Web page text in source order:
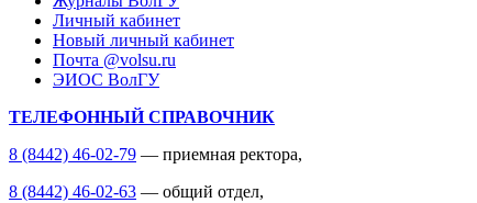
Личный кабинет
Новый личный кабинет
Почта @volsu.ru
ЭИОС ВолГУ
ТЕЛЕФОННЫЙ СПРАВОЧНИК
8 (8442) 46-02-79 — приемная ректора,
8 (8442) 46-02-63 — общий отдел,